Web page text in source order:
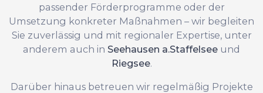
passender Förderprogramme oder der
Umsetzung konkreter Maßnahmen – wir begleiten
Sie zuverlässig und mit regionaler Expertise, unter
anderem auch in Seehausen a.Staffelsee und
Riegsee.
Darüber hinaus betreuen wir regelmäßig Projekte